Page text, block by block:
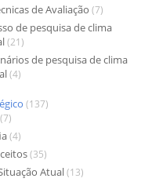
de Avaliação (7)
de pesquisa de clima
(21)
de pesquisa de clima
(4)
(137)
(4)
(35)
Atual(13)